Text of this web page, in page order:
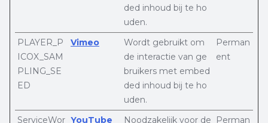
ded inhoud bij te ho
uden.
PLAYER_P
ICOX_SAM
PLING_SE
ED
Vimeo
Wordt gebruikt om
de interactie van ge
bruikers met embed
ded inhoud bij te ho
uden.
Perman
ent
ServiceWor YouTube
Noodzakelijk voor de
Perman